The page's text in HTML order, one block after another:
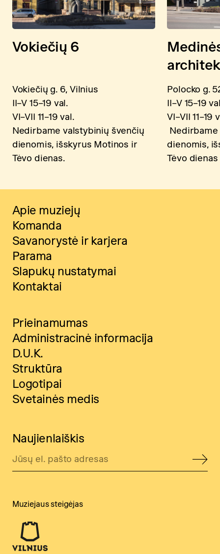
Vokiečių 6
Vokiečių g. 6, Vilnius
II–V 15–19 val.
VI–VII 11–19 val.
Nedirbame valstybinių švenčių
dienomis, išskyrus Motinos ir
Tėvo dienas.
Polocko g.
II–V 15–19
VI–VII 11–19
dienomis,
Tėvo dienas
Apie muziejų
Komanda
Savanorystė ir karjera
Parama
Slapukų nustatymai
Kontaktai
Prieinamumas
Administracinė informacija
D.U.K.
Struktūra
Logotipai
Svetainės medis
Naujienlaiškis
Muziejaus steigėjas